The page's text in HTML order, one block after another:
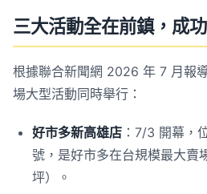
三大活動全在前鎮，成
根據聯合新聞網 2026 年 7 月報
場大型活動同時舉行：
好市多新高雄店 ：7/3 開幕，
號，是好市多在台規模最大賣
坪）。